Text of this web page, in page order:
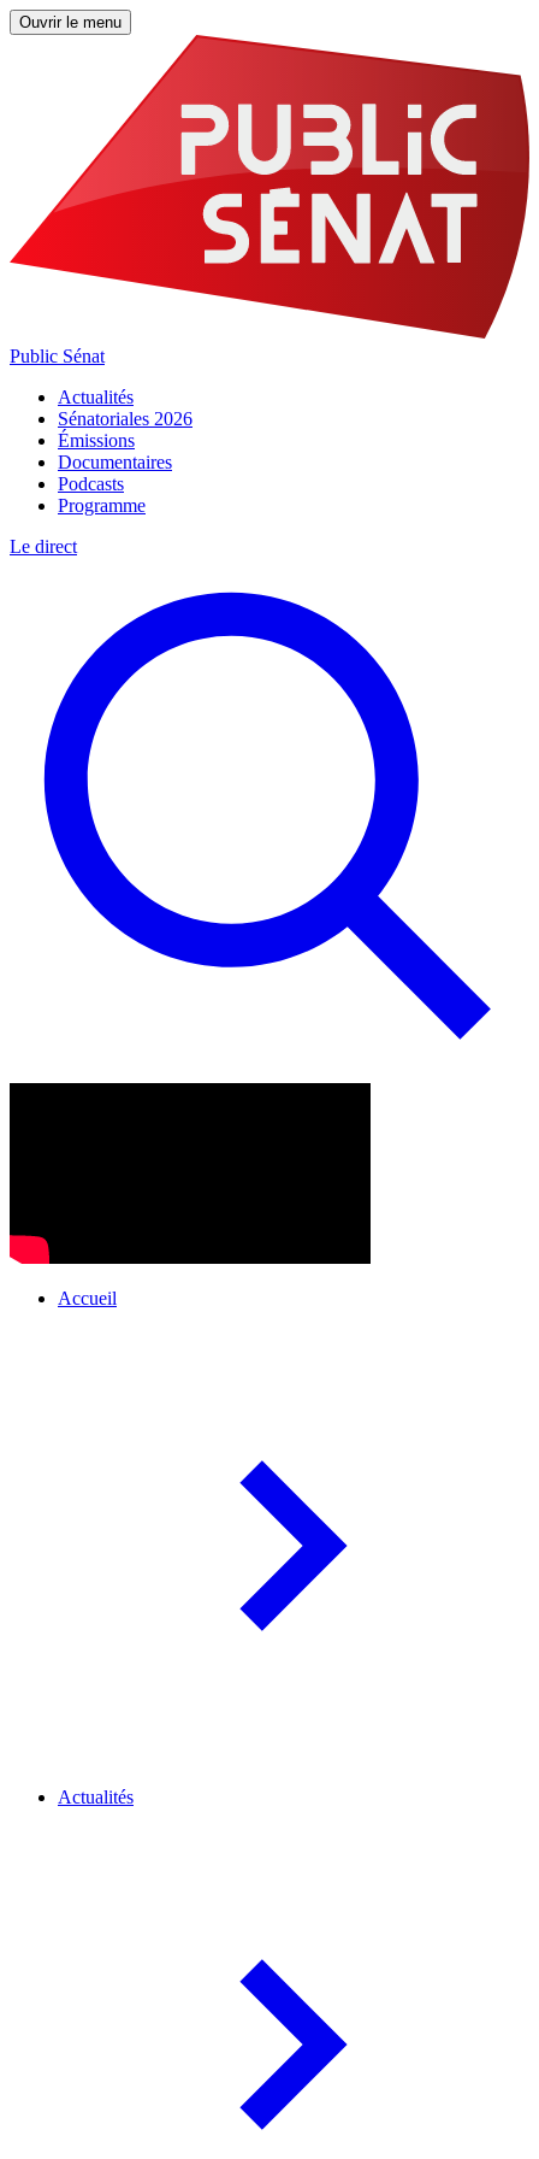
Ouvrir le menu
Public Sénat
Actualités
Sénatoriales 2026
Émissions
Documentaires
Podcasts
Programme
Le direct
Accueil
Actualités